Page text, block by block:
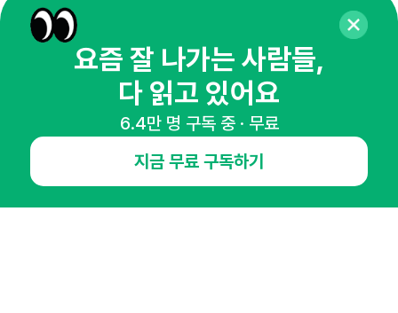
매주 화요일 아침,
마케팅 감각을 깨워 드릴게요!
65,043명의 마케터를 성장시키는 뉴스레터
요즘 잘 나가는 사람들,
다 읽고 있어요
6.4만 명 구독 중 · 무료
지금 무료 구독하기